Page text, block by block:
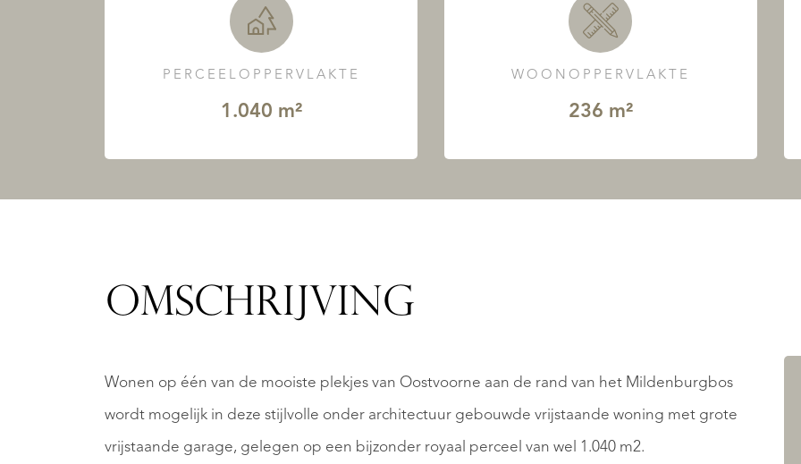
PERCEELOPPERVLAKTE
1.040 m²
WOONOPPERVLAKTE
236 m²
OMSCHRIJVING
Wonen op één van de mooiste plekjes van Oostvoorne aan de rand van het Mildenburgbos
wordt mogelijk in deze stijlvolle onder architectuur gebouwde vrijstaande woning met grote
vrijstaande garage, gelegen op een bijzonder royaal perceel van wel 1.040 m2.